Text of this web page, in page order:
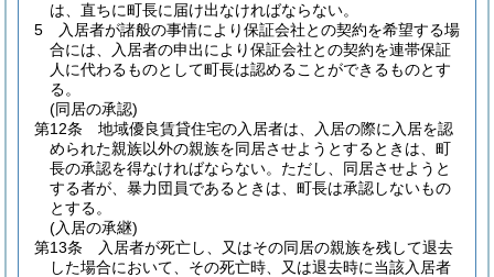
は、直ちに町長に届け出なければならない。
5
入居者が諸般の事情により保証会社との契約を希望する場
合には、入居者の申出により保証会社との契約を連帯保証
人に代わるものとして町長は認めることができるものとす
る。
(同居の承認)
第12条
地域優良賃貸住宅の入居者は、入居の際に入居を認
められた親族以外の親族を同居させようとするときは、町
長の承認を得なければならない。 ただし、同居させようと
する者が、暴力団員であるときは、町長は承認しないもの
とする。
(入居の承継)
第13条
入居者が死亡し、又はその同居の親族を残して退去
した場合において、その死亡時、又は退去時に当該入居者